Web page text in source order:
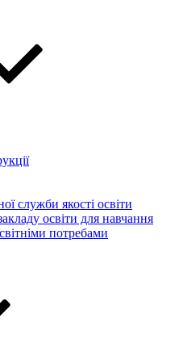
служби якості освіти
освіти для навчання
потребами